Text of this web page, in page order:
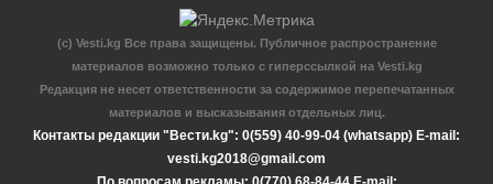
(c) Vesti.kg Все права защищены. Публичное распространение
материалов возможно только с гиперссылкой на Vesti.kg
Редакция не несет ответственности за содержимое перепечатанных
материалов и высказывания отдельных лиц.
Контакты редакции "Вести.kg": 0(559) 40-99-04 (whatsapp) E-mail:
vesti.kg2018@gmail.com